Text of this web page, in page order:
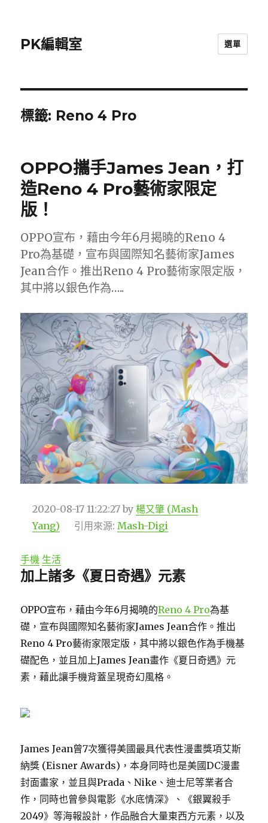
PK編輯室 選單
標籤: Reno 4 Pro
OPPO攜手James Jean，打
造Reno 4 Pro藝術家限定
版！
OPPO宣布，藉由今年6月揭曉的Reno 4
Pro為基礎，宣布與國際知名藝術家James
Jean合作。推出Reno 4 Pro藝術家限定版，
其中將以銀色作為…..
2020-08-17 11:22:27 by楊又肇 (Mash
Yang)
引用來源: Mash-Digi
手機 生活
加上諸多《夏日奇遇》元素
OPPO宣布，藉由今年6月揭曉的Reno 4 Pro為基
礎，宣布與國際知名藝術家James Jean合作。推出
Reno 4 Pro藝術家限定版，其中將以銀色作為手機基
礎配色，並且加上James Jean畫作《夏日奇遇》元
素，藉此讓手機背蓋呈現奇幻風格。
James Jean曾7次獲得美國最具代表性漫畫獎項艾斯
納獎 (Eisner Awards)，本身同時也是美國DC漫畫
封面畫家，並且與Prada、Nike、迪士尼等業者合
作，同時也曾參與電影《水底情深》、《銀翼殺手
2049》等海報設計，作品融合大量東西方元素，以及